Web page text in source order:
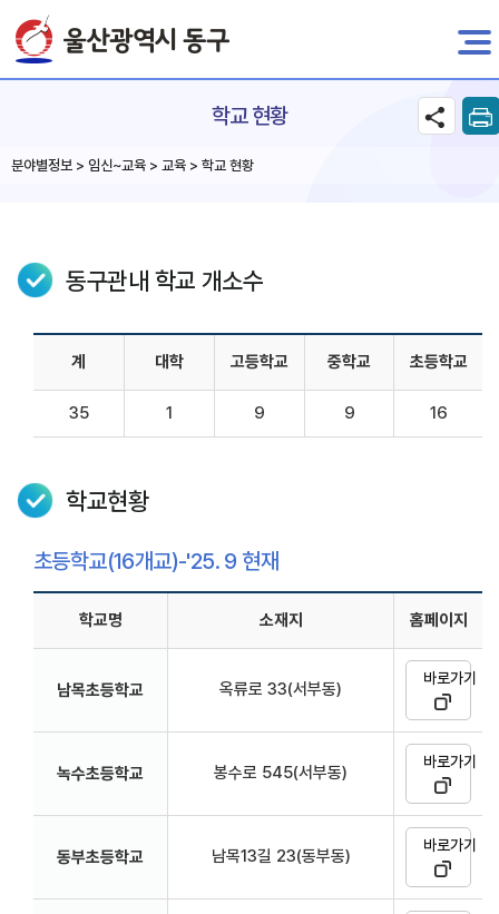
전자민원
학교 현황
분야별정보 > 임신~교육 > 교육 > 학교 현황
동구관내 학교 개소수
계 대학 고등학교 중학교 초등학교
35 1 9 9 16
학교현황
초등학교(16개교)-'25. 9 현재
학교명 소재지 홈페이지
남목초등학교 옥류로 33(서부동)
바로가기
녹수초등학교 봉수로 545(서부동)
바로가기
동부초등학교 남목13길 23(동부동)
바로가기